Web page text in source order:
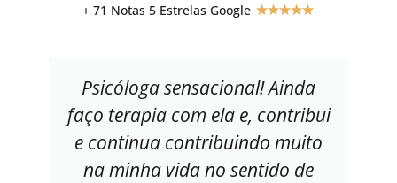
+ 71 Notas 5 Estrelas Google ★★★★★
Psicóloga sensacional! Ainda
faço terapia com ela e, contribui
e continua contribuindo muito
na minha vida no sentido de